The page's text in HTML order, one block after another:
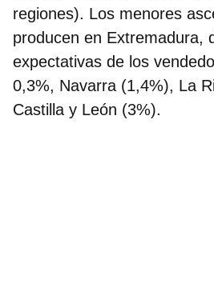
regiones). Los menores
producen en Extremadura,
expectativas de los
0,3%, Navarra (1,4%), La
Castilla y León (3%).